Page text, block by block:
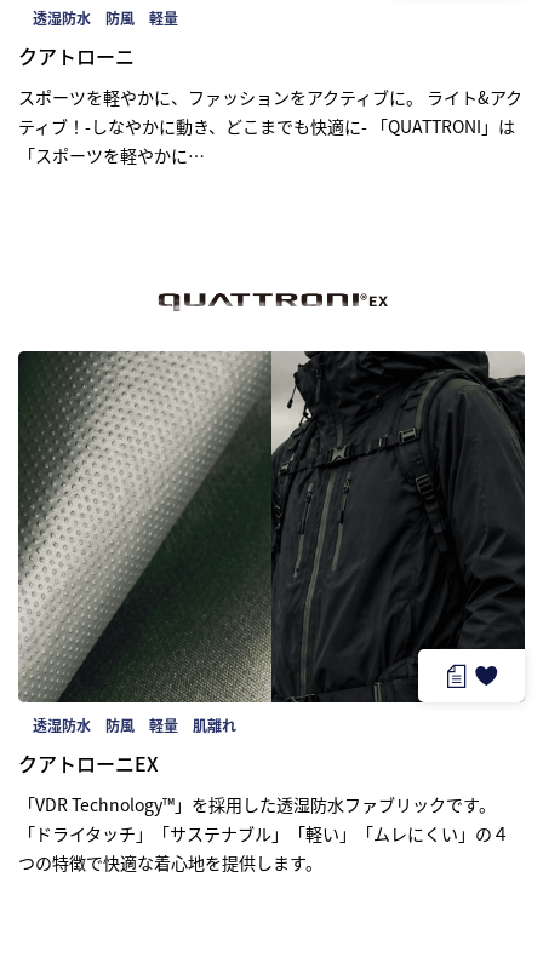
IR情報
採用情報
ニュース
オンラインストア まてーれ 金沢 ひがし茶屋街
お問い合わせ
透湿防水 防風 軽量
クアトローニ
スポーツを軽やかに、ファッションをアクティブに。 ライト&アク
ティブ！-しなやかに動き、どこまでも快適に- 「QUATTRONI」は
「スポーツを軽やかに…
透湿防水 防風 軽量 肌離れ
クアトローニEX
「VDR Technology™」を採用した透湿防水ファブリックです。
「ドライタッチ」「サステナブル」「軽い」「ムレにくい」の４
つの特徴で快適な着心地を提供します。